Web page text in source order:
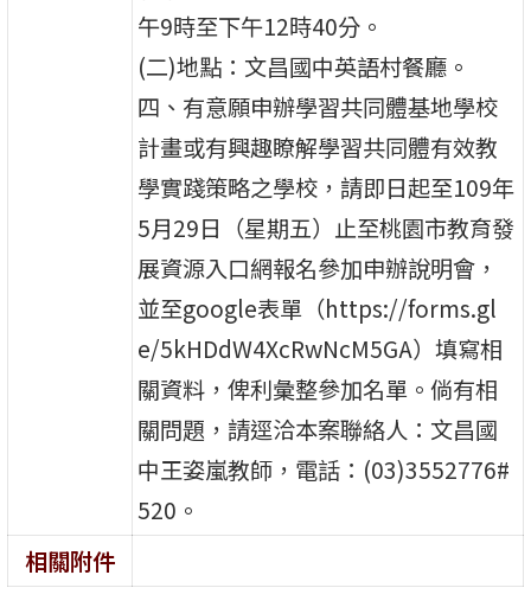
午9時至下午12時40分。
(二)地點：文昌國中英語村餐廳。
四、有意願申辦學習共同體基地學校
計畫或有興趣瞭解學習共同體有效教
學實踐策略之學校，請即日起至109年
5月29日（星期五）止至桃園市教育發
展資源入口網報名參加申辦說明會，
並至google表單（https://forms.gl
e/5kHDdW4XcRwNcM5GA）填寫相
關資料，俾利彙整參加名單。倘有相
關問題，請逕洽本案聯絡人：文昌國
中王姿嵐教師，電話：(03)3552776#
520。
相關附件